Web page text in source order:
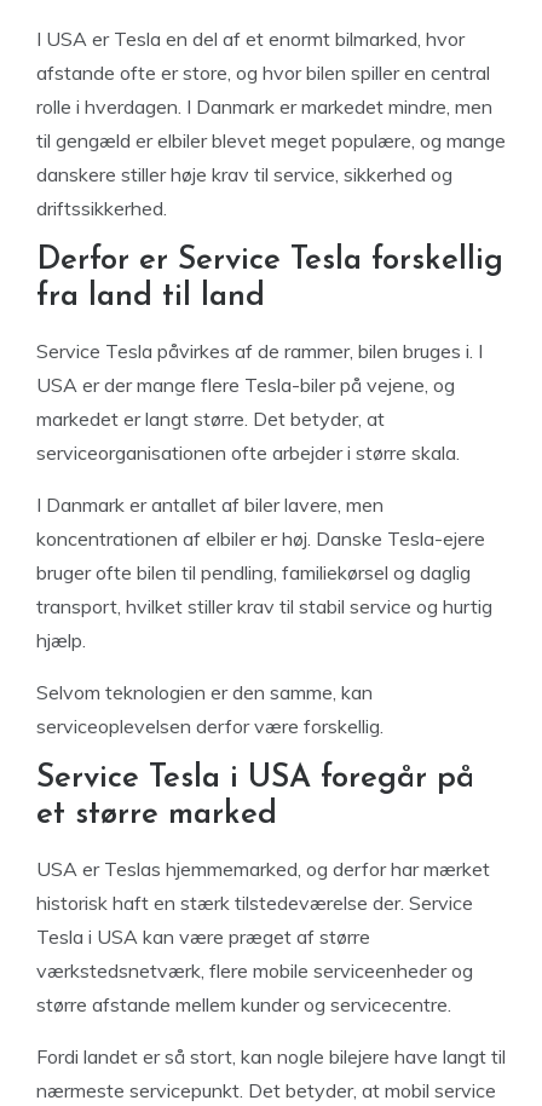
I USA er Tesla en del af et enormt bilmarked, hvor
afstande ofte er store, og hvor bilen spiller en central
rolle i hverdagen. I Danmark er markedet mindre, men
til gengæld er elbiler blevet meget populære, og mange
danskere stiller høje krav til service, sikkerhed og
driftssikkerhed.
Derfor er Service Tesla forskellig
fra land til land
Service Tesla påvirkes af de rammer, bilen bruges i. I
USA er der mange flere Tesla-biler på vejene, og
markedet er langt større. Det betyder, at
serviceorganisationen ofte arbejder i større skala.
I Danmark er antallet af biler lavere, men
koncentrationen af elbiler er høj. Danske Tesla-ejere
bruger ofte bilen til pendling, familiekørsel og daglig
transport, hvilket stiller krav til stabil service og hurtig
hjælp.
Selvom teknologien er den samme, kan
serviceoplevelsen derfor være forskellig.
Service Tesla i USA foregår på
et større marked
USA er Teslas hjemmemarked, og derfor har mærket
historisk haft en stærk tilstedeværelse der. Service
Tesla i USA kan være præget af større
værkstedsnetværk, flere mobile serviceenheder og
større afstande mellem kunder og servicecentre.
Fordi landet er så stort, kan nogle bilejere have langt til
nærmeste servicepunkt. Det betyder, at mobil service